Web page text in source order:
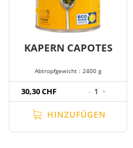
KAPERN CAPOTES
Abtropfgewicht : 2400 g
30,30 CHF - 1 +
HINZUFÜGEN